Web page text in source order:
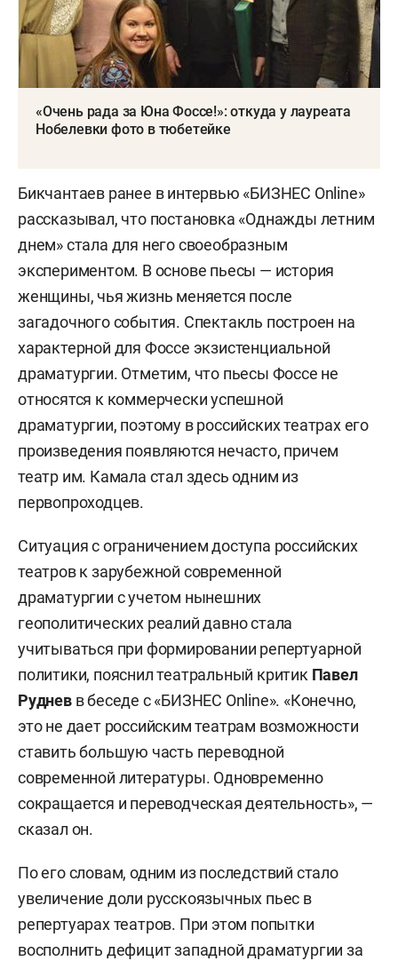
«Очень рада за Юна Фоссе!»: откуда у лауреата
Нобелевки фото в тюбетейке
Бикчантаев ранее в интервью «БИЗНЕС Online»
рассказывал, что постановка «Однажды летним
днем» стала для него своеобразным
экспериментом. В основе пьесы — история
женщины, чья жизнь меняется после
загадочного события. Спектакль построен на
характерной для Фоссе экзистенциальной
драматургии. Отметим, что пьесы Фоссе не
относятся к коммерчески успешной
драматургии, поэтому в российских театрах его
произведения появляются нечасто, причем
театр им. Камала стал здесь одним из
первопроходцев.
Ситуация с ограничением доступа российских
театров к зарубежной современной
драматургии с учетом нынешних
геополитических реалий давно стала
учитываться при формировании репертуарной
политики, пояснил театральный критик Павел
Руднев в беседе с «БИЗНЕС Online». «Конечно,
это не дает российским театрам возможности
ставить большую часть переводной
современной литературы. Одновременно
сокращается и переводческая деятельность», —
сказал он.
По его словам, одним из последствий стало
увеличение доли русскоязычных пьес в
репертуарах театров. При этом попытки
восполнить дефицит западной драматургии за